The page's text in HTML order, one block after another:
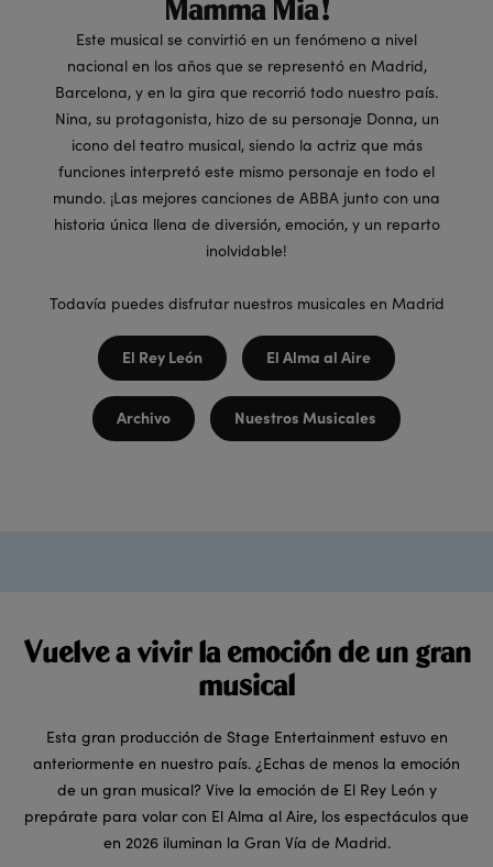
Mamma Mia!
Este musical se convirtió en un fenómeno a nivel
nacional en los años que se representó en Madrid,
Barcelona, y en la gira que recorrió todo nuestro país.
Nina, su protagonista, hizo de su personaje Donna, un
icono del teatro musical, siendo la actriz que más
funciones interpretó este mismo personaje en todo el
mundo. ¡Las mejores canciones de ABBA junto con una
historia única llena de diversión, emoción, y un reparto
inolvidable!
Todavía puedes disfrutar nuestros musicales en Madrid
El Rey León El Alma al Aire
Archivo Nuestros Musicales
Vuelve a vivir la emoción de un gran
musical
Esta gran producción de Stage Entertainment estuvo en
anteriormente en nuestro país. ¿Echas de menos la emoción
de un gran musical? Vive la emoción de El Rey León y
prepárate para volar con El Alma al Aire, los espectáculos que
en 2026 iluminan la Gran Vía de Madrid.